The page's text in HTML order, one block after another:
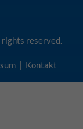
rights reserved.
| Kontakt